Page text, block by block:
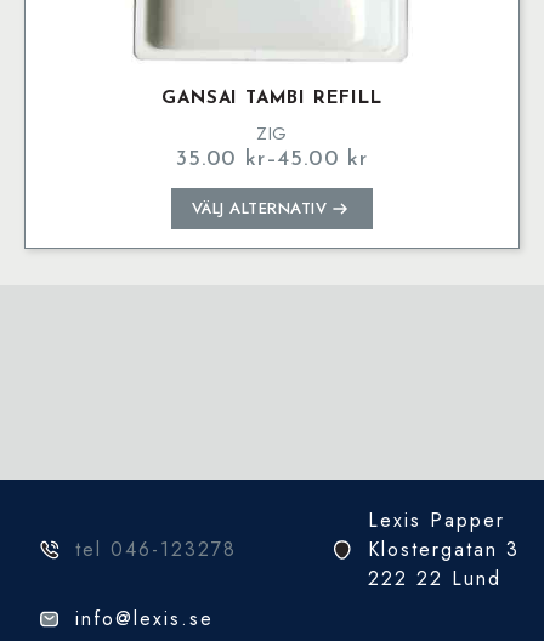
GANSAI TAMBI REFILL
ZIG
35.00 kr–45.00 kr
Prisintervall:
35.00 kr
till
45.00 kr
VÄLJ ALTERNATIV
Den
här
produkten
tel 046-123278
Lexis Papper
Klostergatan 3
222 22 Lund
info@lexis.se